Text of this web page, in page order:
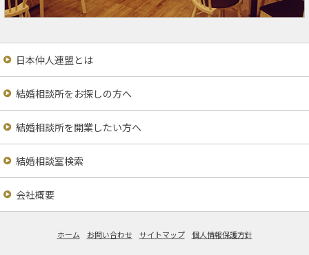
日本仲人連盟とは
結婚相談所をお探しの方へ
結婚相談所を開業したい方へ
結婚相談室検索
会社概要
ホーム お問い合わせ サイトマップ 個人情報保護方針